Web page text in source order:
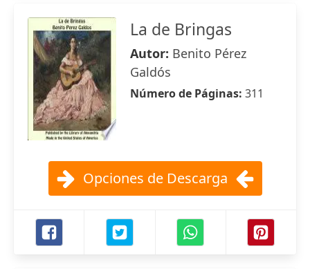
La de Bringas
Autor: Benito Pérez
Galdós
Número de Páginas: 311
Opciones de Descarga